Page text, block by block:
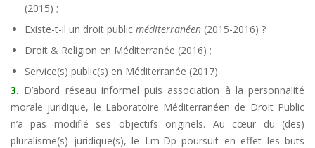
(2015) ;
Existe-t-il un droit public méditerranéen (2015-2016) ?
Droit & Religion en Méditerranée (2016) ;
Service(s) public(s) en Méditerranée (2017).
3. D’abord réseau informel puis association à la personnalité
morale juridique, le Laboratoire Méditerranéen de Droit Public
n’a pas modifié ses objectifs originels. Au cœur du (des)
pluralisme(s) juridique(s), le Lm-Dp poursuit en effet les buts